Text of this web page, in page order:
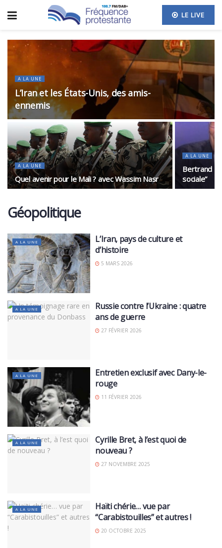
LE LIVE
A LA UNE
L’Iran et les États-Unis, des amis-
ennemis
A LA UNE
Quel avenir pour le Mali ? avec Wassim Nasr
A LA UNE
Bertrand
sociale”
Géopolitique
A LA UNE
L’Iran, pays de culture et
d’histoire
5 MARS 2026
A LA UNE
Russie contre l’Ukraine : quatre
ans de guerre
27 FÉVRIER 2026
A LA UNE
Entretien exclusif avec Dany-le-
rouge
11 FÉVRIER 2026
A LA UNE
Cyrille Bret, à l’est quoi de
nouveau ?
27 NOVEMBRE 2025
A LA UNE
Haïti chérie… vue par
“Carabistouilles” et autres !
20 OCTOBRE 2025